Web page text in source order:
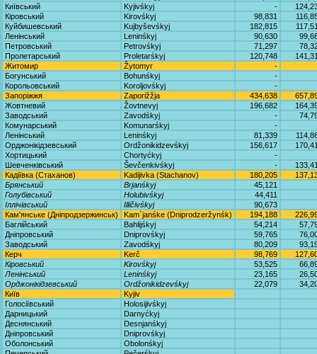
Київський
Kyjivśkyj -
Кіровський
Kirovśkyj 98,831
Куйбишевський
Kujbyševśkyj 182,815
Ленінський
Leninśkyj 90,630
Петровський
Petrovśkyj 71,297
Пролетарський
Proletarśkyj 120,748
Житомир
Žytomyr
-
Богунський
Bohunśkyj
-
Корольовський
Koroljovśkyj
-
Запоріжжя
Zaporižžja 434,638
Жовтневий
Žovtnevyj 196,682
Заводський
Zavodśkyj -
Комунарський
Komunarśkyj
-
Ленінський
Leninśkyj 81,339
Орджонікідзевський
Ordžonikidzevśkyj 156,617
Хортицький
Chortyćkyj
-
Шевченківський
Ševčenkivśkyj -
Кадіївка (Стаханов)
Kadijivka (Stachanov) 180,205
Брянський
Brjanśkyj
45,121
Голубівський
Holubivśkyj
44,411
Іллічівський
Illičivśkyj
90,673
Кам'янське (Дніпродзержинськ)
Kam`janśke (Dniprodzeržynśk) 194,188
Баглійський
Bahlijśkyj 54,214
Дніпровський
Dniprovśkyj 59,765
Заводський
Zavodśkyj 80,209
Керч
Kerč 98,769
Кіровський
Kirovśkyj 53,525
Ленінський
Leninśkyj 23,165
Орджонікідзевський
Ordžonikidzevśkyj 22,079
Київ
Kyjiv
Голосіївський
Holosijivśkyj
Дарницький
Darnyćkyj
Деснянський
Desnjanśkyj
Дніпровський
Dniprovśkyj
Оболонський
Obolonśkyj